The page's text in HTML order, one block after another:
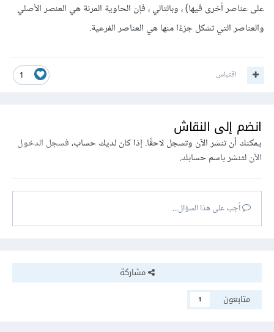
على عناصر أخرى فيها) ، وبالتالي ، فإن الحاوية المرنة هي العنصر الأصلي
والعناصر التي تشكل جزءًا منها هي العناصر الفرعية.
1 اقتباس
انضم إلى النقاش
يمكنك أن تنشر الآن وتسجل لاحقًا. إذا كان لديك حساب،فسجل الدخول
الآنلتنشر باسم حسابك.
أجب على هذا السؤال...
مشاركة
متابعون
1